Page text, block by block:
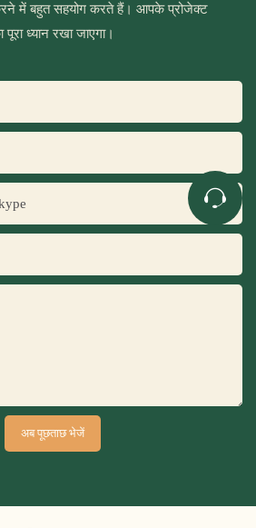
करने में बहुत सहयोग करते हैं। आपके प्रोजेक्ट
पूरा ध्यान रखा जाएगा।
अब पूछताछ भेजें